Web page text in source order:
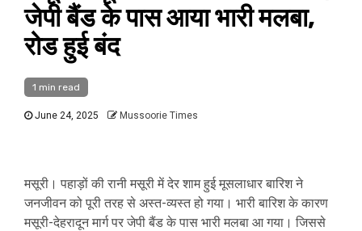
जेपी बैंड के पास आया भारी मलबा,
रोड हुई बंद
1 min read
June 24, 2025 Mussoorie Times
मसूरी। पहाड़ों की रानी मसूरी में देर शाम हुई मूसलाधार बारिश ने
जनजीवन को पूरी तरह से अस्त-व्यस्त हो गया। भारी बारिश के कारण
मसूरी-देहरादून मार्ग पर जेपी बैंड के पास भारी मलबा आ गया। जिससे